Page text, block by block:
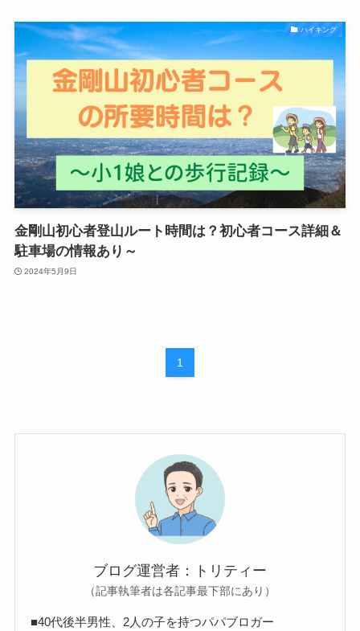
ハイキング
金剛山初心者登山ルート時間は？初心者コース詳細＆
駐車場の情報あり～
2024年5月9日
1
ブログ運営者：トリティー
（記事執筆者は各記事最下部にあり）
■40代後半男性、2人の子を持つパパブロガー